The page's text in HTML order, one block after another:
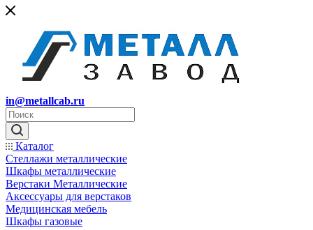
in@metallcab.ru
Каталог
Стеллажи металлические
Шкафы металлические
Верстаки Металлические
Аксессуары для верстаков
Медицинская мебель
Шкафы газовые